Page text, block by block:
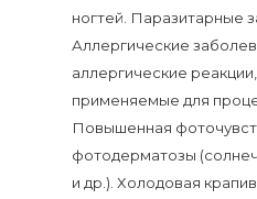
ногтей. Паразитарные
Аллергические
аллергические
применяемые для
Повышенная
фотодерматозы
и др.). Холодовая